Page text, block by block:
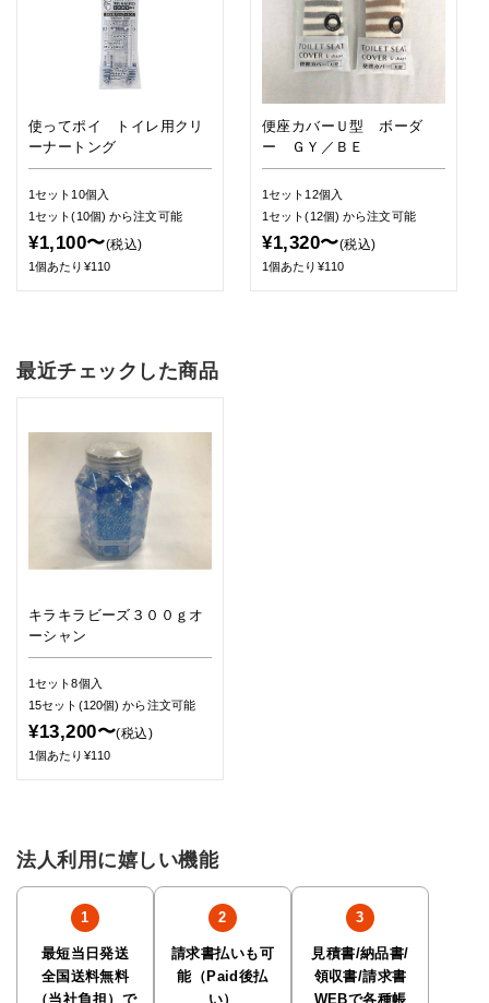
使ってポイ トイレ用クリ
ーナートング
1セット10個入
1セット(10個)から注文可能
¥1,100〜(税込)
1個あたり¥110
便座カバーＵ型 ボーダ
ー ＧＹ／ＢＥ
1セット12個入
1セット(12個)から注文可能
¥1,320〜(税込)
1個あたり¥110
最近チェックした商品
キラキラビーズ３００ｇオ
ーシャン
1セット8個入
15セット(120個)から注文可能
¥13,200〜(税込)
1個あたり¥110
法人利用に嬉しい機能
最短当日発送
全国送料無料
（当社負担）で
請求書払いも可
能（Paid後払
い）
見積書/納品書/
領収書/請求書
WEBで各種帳